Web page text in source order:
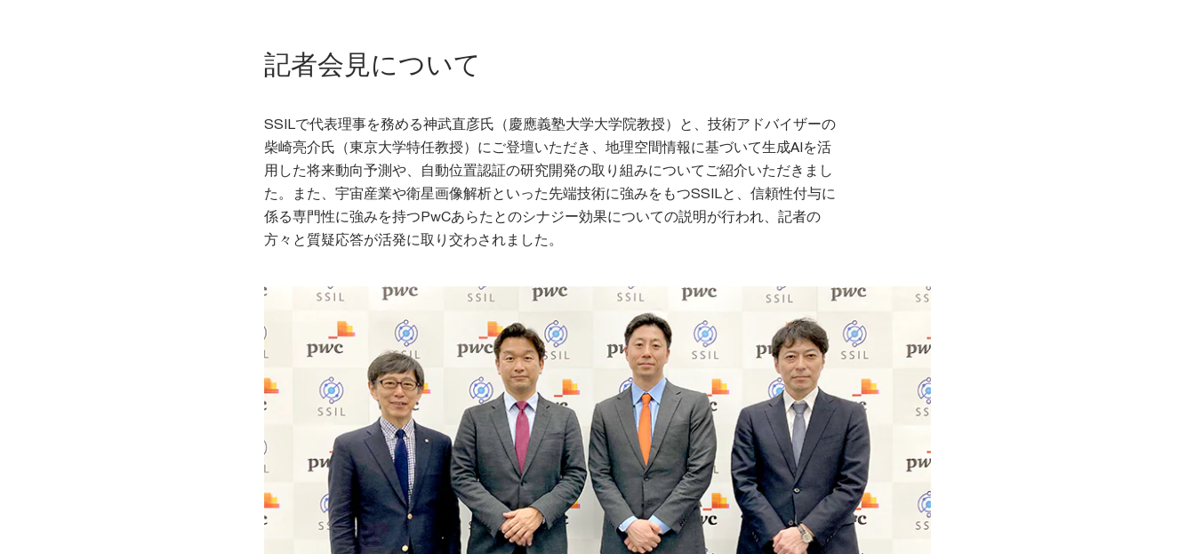
記者会見について
SSILで代表理事を務める神武直彦氏（慶應義塾大学大学院教授）と、技術アドバイザーの
柴崎亮介氏（東京大学特任教授）にご登壇いただき、地理空間情報に基づいて生成AIを活
用した将来動向予測や、自動位置認証の研究開発の取り組みについてご紹介いただきまし
た。また、宇宙産業や衛星画像解析といった先端技術に強みをもつSSILと、信頼性付与に
係る専門性に強みを持つPwCあらたとのシナジー効果についての説明が行われ、記者の
方々と質疑応答が活発に取り交わされました。